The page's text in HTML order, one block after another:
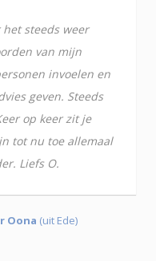
het steeds weer
van mijn
invoelen en
geven. Steeds
op keer zit je
tot nu toe allemaal
Liefs O.
Oona (uit Ede)